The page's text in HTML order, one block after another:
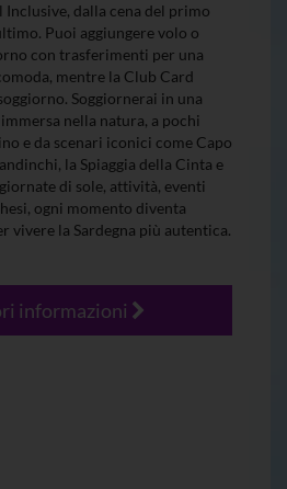
dalla cena del primo
Puoi aggiungere volo o
con trasferimenti per una
mentre la Club Card
Soggiornerai in una
nella natura, a pochi
e da scenari iconici come Capo
la Spiaggia della Cinta e
di sole, attività, eventi
ogni momento diventa
vivere la Sardegna più autentica.
informazioni